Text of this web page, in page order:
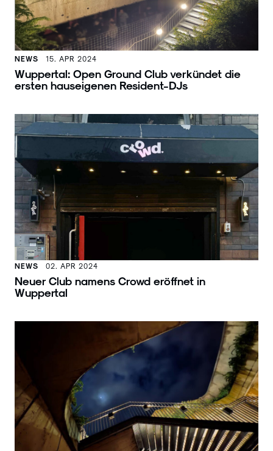
NEWS 15. APR 2024
Wuppertal: Open Ground Club verkündet die
ersten hauseigenen Resident-DJs
NEWS 02. APR 2024
Neuer Club namens Crowd eröffnet in
Wuppertal